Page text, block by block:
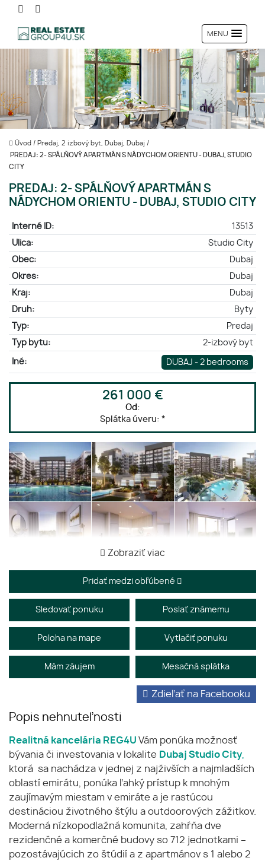
MENU
Úvod / Predaj, 2 izbový byt, Dubaj, Dubaj /
PREDAJ: 2- SPÁLŇOVÝ APARTMÁN S NÁDYCHOM ORIENTU - DUBAJ, STUDIO
CITY
PREDAJ: 2- SPÁLŇOVÝ APARTMÁN S
NÁDYCHOM ORIENTU - DUBAJ, STUDIO CITY
Interné ID:
13513
Ulica:
Studio City
Obec:
Dubaj
Okres:
Dubaj
Kraj:
Dubaj
Druh:
Byty
Typ:
Predaj
Typ bytu:
2-izbový byt
Iné: DUBAJ - 2 bedrooms
261 000 €
Od:
Splátka úveru: *
Zobraziť viac
Pridať medzi obľúbené
Sledovať ponuku Poslať známemu
Poloha na mape Vytlačiť ponuku
Mám záujem Mesačná splátka
Popis nehnuteľnosti
Zdieľať na Facebooku
Realitná kancelária REG4U Vám ponúka možnosť
bývania či investovania v lokalite Dubaj Studio City,
ktorá sa nachádza v jednej z najživších a najmladších
oblastí emirátu, ponúka ľahký prístup k mnohým
zaujímavým miestam v emiráte a je rastúcou
destináciou životného štýlu a outdoorových zážitkov.
Moderná nízkopodlažná komunita, zahŕňa dve
rezidenčné a komerčné budovy so 712 jednotkami –
pozostávajúcich zo štúdií a z apartmánov s 1 alebo 2